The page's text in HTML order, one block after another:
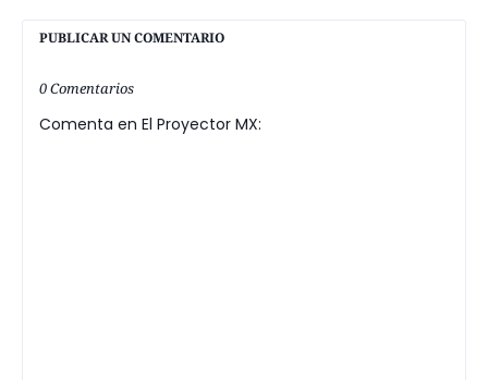
PUBLICAR UN COMENTARIO
0 Comentarios
Comenta en El Proyector MX: